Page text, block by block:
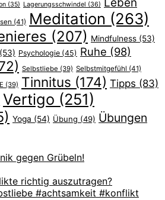
(35) Lagerungsschwindel (36)
Leben
(41) Meditation (263)
(207) Mindfulness (53)
(53) Psychologie (45) Ruhe (98)
Selbstliebe (39) Selbstmitgefühl (41)
(39) Tinnitus (174) Tipps (83)
Vertigo (251)
Yoga (54) Übung (49) Übungen
gegen Grübeln!
richtig auszutragen?
#achtsamkeit #konflikt